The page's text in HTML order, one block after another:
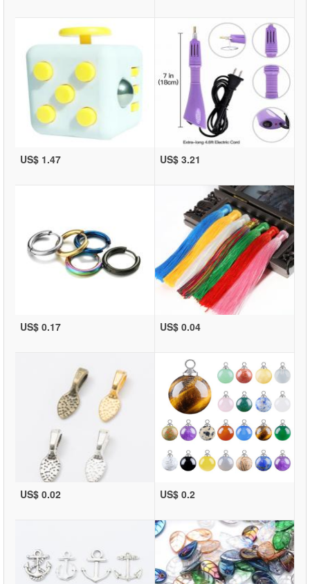
US$ 1.47 US$ 3.21
US$ 0.17 US$ 0.04
US$ 0.02 US$ 0.2